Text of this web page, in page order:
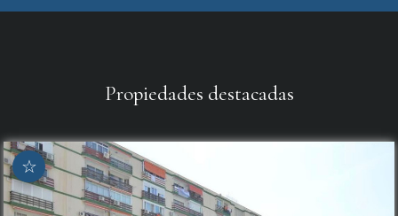
Propiedades destacadas
☆